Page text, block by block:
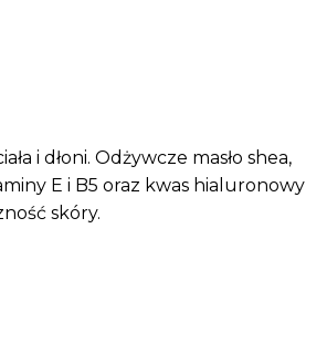
i dłoni. Odżywcze masło shea,
E i B5 oraz kwas hialuronowy
skóry.